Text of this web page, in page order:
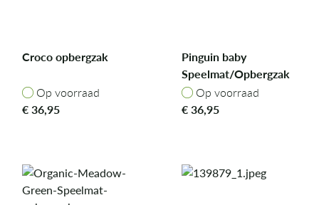
Croco opbergzak
Op voorraad
Op voorraad
€36,95
Pinguin baby
Speelmat/Opbergzak
Op voorraad
Op voorraad
€36,95